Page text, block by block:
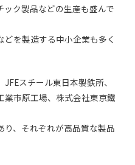
ク製品などの生産も盛んで
を製造する中小企業も多く
スチール東日本製鉄所、
業市原工場、株式会社東京鐵
、それぞれが高品質な製品